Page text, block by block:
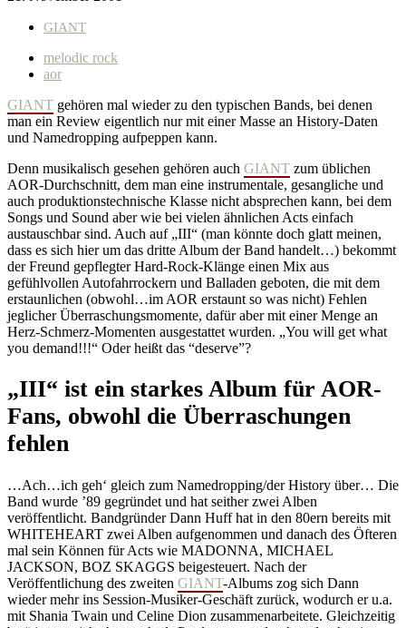
GIANT
melodic rock
aor
GIANT gehören mal wieder zu den typischen Bands, bei denen
man ein Review eigentlich nur mit einer Masse an History-Daten
und Namedropping aufpeppen kann.
Denn musikalisch gesehen gehören auch GIANT zum üblichen
AOR-Durchschnitt, dem man eine instrumentale, gesangliche und
auch produktionstechnische Klasse nicht absprechen kann, bei dem
Songs und Sound aber wie bei vielen ähnlichen Acts einfach
austauschbar sind. Auch auf „III“ (man könnte doch glatt meinen,
dass es sich hier um das dritte Album der Band handelt…) bekommt
der Freund gepflegter Hard-Rock-Klänge einen Mix aus
gefühlvollen Autofahrrockern und Balladen geboten, die mit dem
erstaunlichen (obwohl…im AOR erstaunt so was nicht) Fehlen
jeglicher Überraschungsmomente, dafür aber mit einer Menge an
Herz-Schmerz-Momenten ausgestattet wurden. „You will get what
you demand!!!“ Oder heißt das “deserve”?
„III“ ist ein starkes Album für AOR-
Fans, obwohl die Überraschungen
fehlen
…Ach…ich geh‘ gleich zum Namedropping/der History über… Die
Band wurde ’89 gegründet und hat seither zwei Alben
veröffentlicht. Bandgründer Dann Huff hat in den 80ern bereits mit
WHITEHEART zwei Alben aufgenommen und danach des Öfteren
mal sein Können für Acts wie MADONNA, MICHAEL
JACKSON, BOZ SKAGGS beigesteuert. Nach der
Veröffentlichung des zweiten GIANT-Albums zog sich Dann
wieder mehr ins Session-Musiker-Geschäft zurück, wodurch er u.a.
mit Shania Twain und Celine Dion zusammenarbeitete. Gleichzeitig